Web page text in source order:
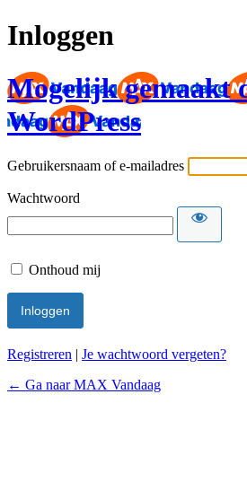
Inloggen
Mogelijk gemaakt
WordPress
Gebruikersnaam of e-mailadres
Wachtwoord
Onthoud mij
Registreren | Je wachtwoord vergeten?
← Ga naar MAX Vandaag